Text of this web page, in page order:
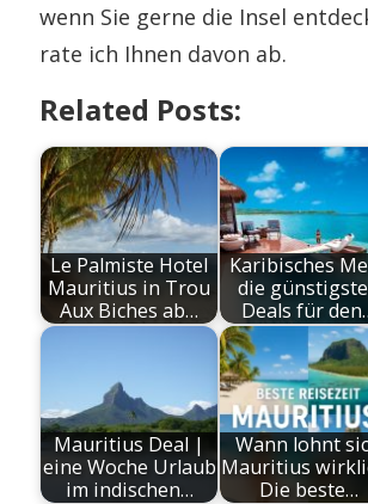
wenn Sie gerne die Insel
rate ich Ihnen davon ab.
Related Posts:
Le Palmiste Hotel
Mauritius in Trou
Aux Biches ab…
Karibisches
die
Deals für
Mauritius Deal |
eine Woche Urlaub
im indischen…
Wann lohnt
Mauritius
Die beste…